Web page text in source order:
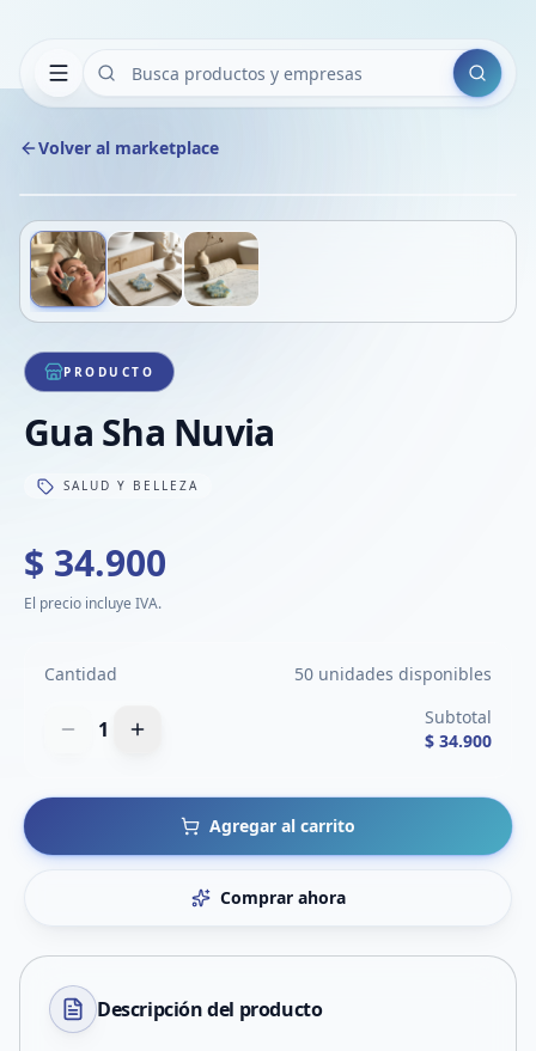
Buscar
Volver al marketplace
1/3
PRODUCTO
Gua Sha Nuvia
SALUD Y BELLEZA
$ 34.900
El precio incluye IVA.
Cantidad 50 unidades disponibles
1
Subtotal
$ 34.900
Agregar al carrito
Comprar ahora
Descripción del producto